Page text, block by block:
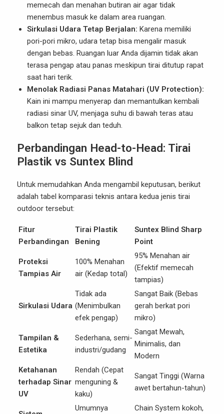
memecah dan menahan butiran air agar tidak
menembus masuk ke dalam area ruangan.
Sirkulasi Udara Tetap Berjalan: Karena memiliki
pori-pori mikro, udara tetap bisa mengalir masuk
dengan bebas. Ruangan luar Anda dijamin tidak akan
terasa pengap atau panas meskipun tirai ditutup rapat
saat hari terik.
Menolak Radiasi Panas Matahari (UV Protection):
Kain ini mampu menyerap dan memantulkan kembali
radiasi sinar UV, menjaga suhu di bawah teras atau
balkon tetap sejuk dan teduh.
Perbandingan Head-to-Head: Tirai
Plastik vs Suntex Blind
Untuk memudahkan Anda mengambil keputusan, berikut
adalah tabel komparasi teknis antara kedua jenis tirai
outdoor tersebut:
Fitur
Perbandingan
Tirai Plastik
Bening
Suntex Blind Sharp
Point
Proteksi
Tampias Air
100% Menahan
air (Kedap total)
95% Menahan air
(Efektif memecah
tampias)
Sirkulasi Udara
Tidak ada
(Menimbulkan
efek pengap)
Sangat Baik (Bebas
gerah berkat pori
mikro)
Tampilan &
Estetika
Sederhana, semi-
industri/gudang
Sangat Mewah,
Minimalis, dan
Modern
Ketahanan
terhadap Sinar
UV
Rendah (Cepat
menguning &
kaku)
Sangat Tinggi (Warna
awet bertahun-tahun)
Umumnya Chain System kokoh,